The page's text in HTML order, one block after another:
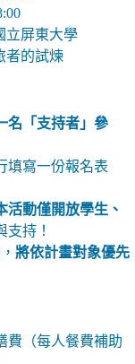
立屏東大學
者的試煉
名 「 支持者 」 參
填寫一份報名表
活動僅開放學生、
支持！
將依計畫對象優先
費（每人餐費補助